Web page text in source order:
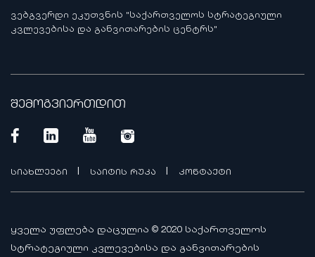
ᲕᲔᲑᲒᲕᲔᲠᲓᲘ ᲔᲙᲣᲗᲕᲜᲘᲡ "ᲡᲐᲥᲐᲠᲗᲕᲔᲚᲝᲡ ᲡᲢᲠᲐᲢᲔᲒᲘᲣᲚᲘ
ᲙᲕᲚᲔᲕᲔᲑᲘᲡᲐ ᲓᲐ ᲒᲐᲜᲕᲘᲗᲐᲠᲔᲑᲘᲡ ᲪᲔᲜᲢᲠᲡ"
შემოგვიერთდით
სიახლეები | საიტის რუკა | კონტაქტი
ყველა უფლება დაცულია © 2020 საქართველოს
სტრატეგიული კვლევებისა და განვითარების